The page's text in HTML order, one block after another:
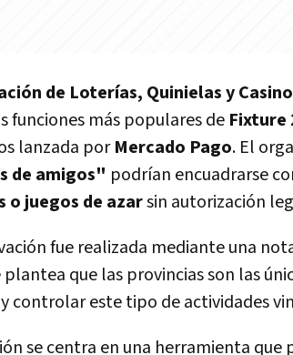
de Loterías, Quinielas y
funciones más populares de Fixture
lanzada porMercado Pago. El
de amigos" podrían encuadrarse
o juegos de azarsin autorización
fue realizada mediante una
plantea que las provincias son las
controlar este tipo de actividades
se centra en una herramienta